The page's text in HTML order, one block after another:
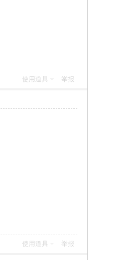
使用道具 举报
使用道具 举报